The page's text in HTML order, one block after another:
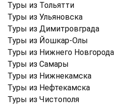
Туры из Тольятти
Туры из Ульяновска
Туры из Димитровграда
Туры из Йошкар-Олы
Туры из Нижнего Новгорода
Туры из Самары
Туры из Нижнекамска
Туры из Нефтекамска
Туры из Чистополя